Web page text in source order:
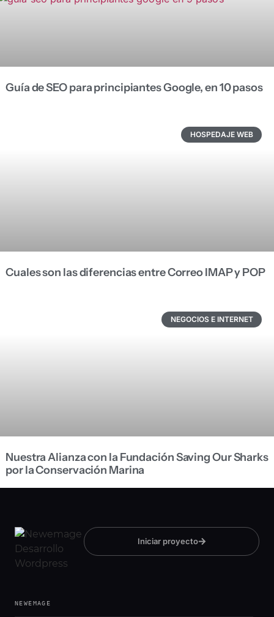
Guía de SEO para principiantes Google, en 10 pasos
HOSPEDAJE WEB
Cuales son las diferencias entre Correo IMAP y POP
NEGOCIOS E INTERNET
Nuestra Alianza con la Fundación Saving Our Sharks
por la Conservación Marina
Iniciar proyecto
NEWEMAGE